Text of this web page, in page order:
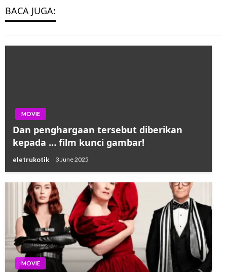
BACA JUGA:
Margasatwa
eletrukotik
MOVIE
Dan penghargaan tersebut diberikan
kepada … film kunci gambar!
eletrukotik 3 June 2025
MOVIE